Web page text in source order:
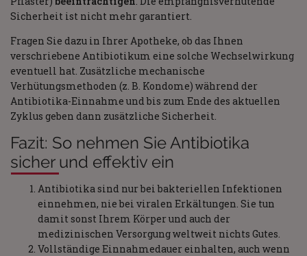
Sicherheit ist nicht mehr garantiert.
Fragen Sie dazu in Ihrer Apotheke, ob das Ihnen
verschriebene Antibiotikum eine solche Wechselwirkung
eventuell hat. Zusätzliche mechanische
Verhütungsmethoden (z. B. Kondome) während der
Antibiotika-Einnahme und bis zum Ende des aktuellen
Zyklus geben dann zusätzliche Sicherheit.
Fazit: So nehmen Sie Antibiotika
sicher und effektiv ein
Antibiotika sind nur bei bakteriellen Infektionen
einnehmen, nie bei viralen Erkältungen. Sie tun
damit sonst Ihrem Körper und auch der
medizinischen Versorgung weltweit nichts Gutes.
Vollständige Einnahmedauer einhalten, auch wenn